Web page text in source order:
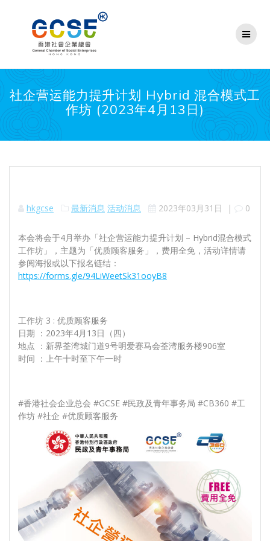
社企营运能力提升计划 Hybrid 混合模式工
作坊 (2023年4月13日)
hkgcse 最新消息 活动消息 2023年03月31日 | 0
本会将会于4月举办「社企营运能力提升计划 – Hybrid混合模式
工作坊」，主题为「优质顾客服务」，费用全免，活动详情请
参阅海报或以下报名链结：
https://forms.gle/94LiWeetSk31ooyB8
工作坊 3 : 优质顾客服务
日期 ：2023年4月13日（四）
地点 ：新界荃湾城门道9号明爱赛马会荃湾服务楼906室
时间 ：上午十时至下午一时
#香港社会企业总会 #GCSE #民政及青年事务局 #CB360 #工
作坊 #社企 #优质顾客服务